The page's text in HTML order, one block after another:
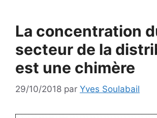
La concentration
secteur de la
est une chimère
29/10/2018 par Yves Soulabail